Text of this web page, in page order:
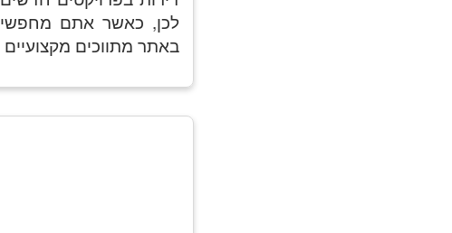
לכן, כאשר אתם
באתר מתווכים מקצועיים